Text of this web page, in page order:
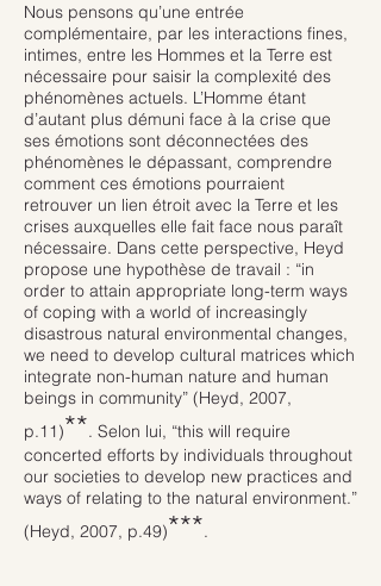
Nous pensons qu’une entrée
complémentaire, par les interactions fines,
intimes, entre les Hommes et la Terre est
nécessaire pour saisir la complexité des
phénomènes actuels. L’Homme étant
d’autant plus démuni face à la crise que
ses émotions sont déconnectées des
phénomènes le dépassant, comprendre
comment ces émotions pourraient
retrouver un lien étroit avec la Terre et les
crises auxquelles elle fait face nous paraît
nécessaire. Dans cette perspective, Heyd
propose une hypothèse de travail : “in
order to attain appropriate long-term ways
of coping with a world of increasingly
disastrous natural environmental changes,
we need to develop cultural matrices which
integrate non-human nature and human
beings in community” (Heyd, 2007,
p.11)**. Selon lui, “this will require
concerted efforts by individuals throughout
our societies to develop new practices and
ways of relating to the natural environment.”
(Heyd, 2007, p.49)***.